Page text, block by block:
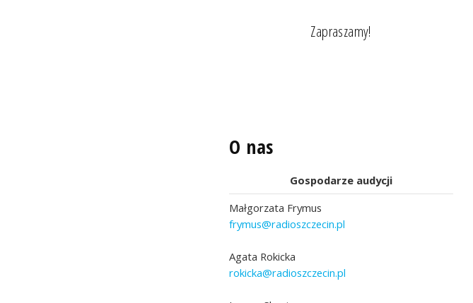
Zapraszamy!
O nas
Gospodarze audycji
Małgorzata Frymus
frymus@radioszczecin.pl
Agata Rokicka
rokicka@radioszczecin.pl